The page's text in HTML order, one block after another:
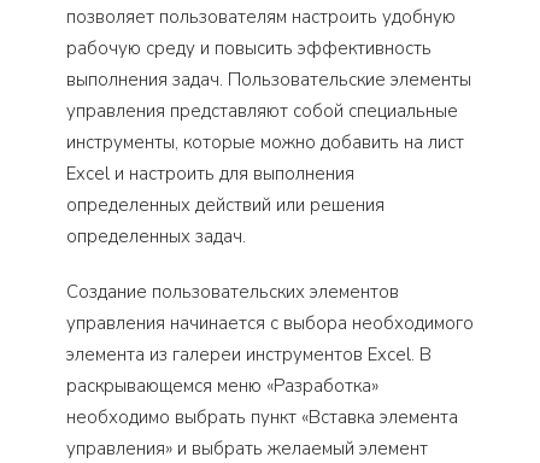
позволяет пользователям настроить удобную
рабочую среду и повысить эффективность
выполнения задач. Пользовательские элементы
управления представляют собой специальные
инструменты, которые можно добавить на лист
Excel и настроить для выполнения
определенных действий или решения
определенных задач.
Создание пользовательских элементов
управления начинается с выбора необходимого
элемента из галереи инструментов Excel. В
раскрывающемся меню «Разработка»
необходимо выбрать пункт «Вставка элемента
управления» и выбрать желаемый элемент